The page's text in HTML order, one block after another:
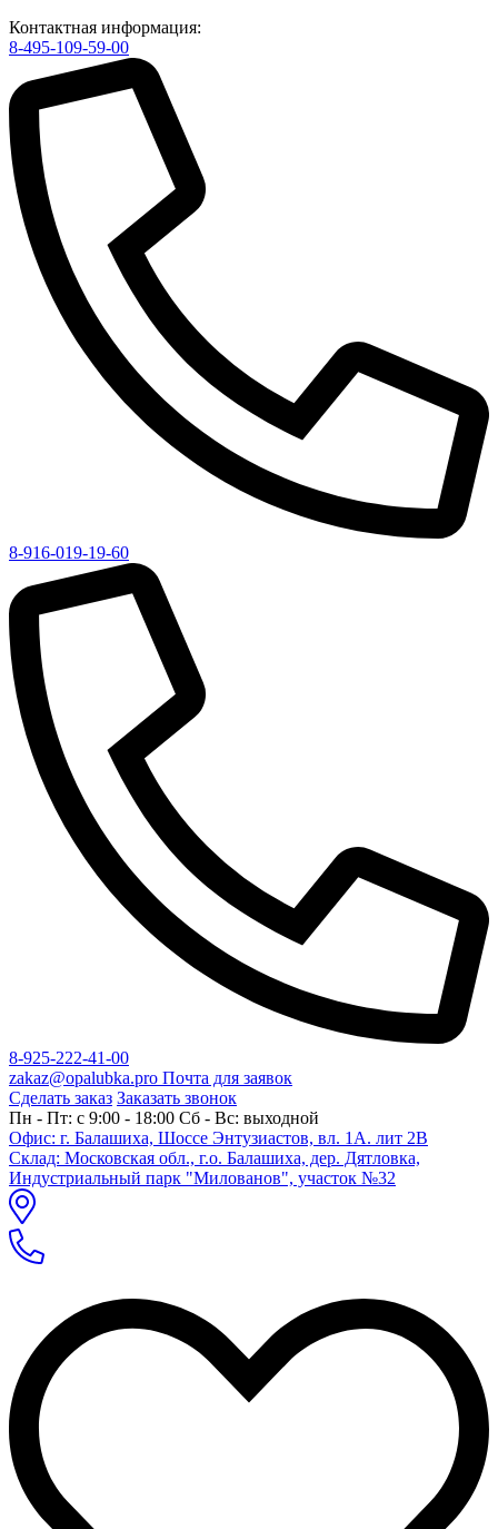
Контактная информация:
8-495-109-59-00
8-916-019-19-60
8-925-222-41-00
zakaz@opalubka.pro Почта для заявок
Сделать заказ Заказать звонок
Пн - Пт: c 9:00 - 18:00 Сб - Вс: выходной
Офис: г. Балашиха, Шоссе Энтузиастов, вл. 1А. лит 2В
Склад: Московская обл., г.о. Балашиха, дер. Дятловка,
Индустриальный парк "Милованов", участок №32